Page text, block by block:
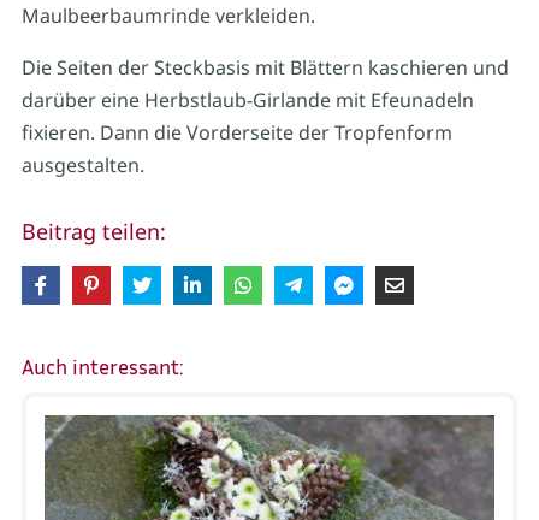
Maulbeerbaumrinde verkleiden.
Die Seiten der Steckbasis mit Blättern kaschieren und
darüber eine Herbstlaub-Girlande mit Efeunadeln
fixieren. Dann die Vorderseite der Tropfenform
ausgestalten.
Beitrag teilen:
Auch interessant: